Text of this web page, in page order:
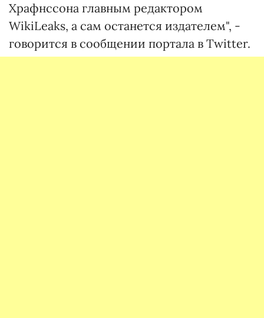
Храфнссона главным редактором
WikiLeaks, а сам останется издателем", -
говорится в сообщении портала в Twitter.